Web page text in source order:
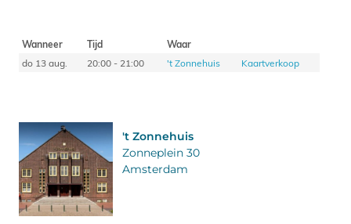
Wanneer Tijd
Waar
do 13 aug.
20:00 - 21:00 't Zonnehuis Kaartverkoop
't Zonnehuis
Zonneplein 30
Amsterdam